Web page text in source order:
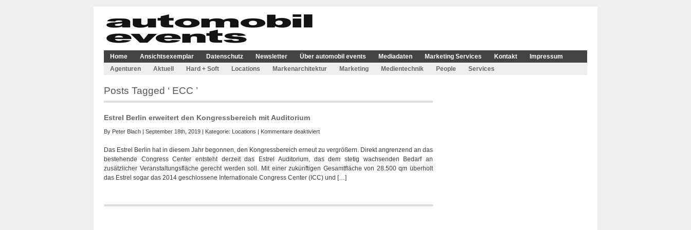
Home Ansichtsexemplar Datenschutz Newsletter Über automobil events Mediadaten Marketing Services Kontakt
Impressum
Agenturen
Aktuell Hard + Soft Locations Markenarchitektur Marketing Medientechnik People Services
Posts Tagged ‘ ECC ’
Estrel Berlin erweitert den Kongressbereich mit Auditorium
By Peter Blach | September 18th, 2019 | Kategorie: Locations | Kommentare deaktiviertfür
Berlin
erweitert
den
Kongressbereich
Das Estrel Berlin hat in diesem Jahr begonnen, den Kongressbereich erneut zu vergrößern. Direkt angrenzend an das
bestehende Congress Center entsteht derzeit das Estrel Auditorium, das dem stetig wachsenden Bedarf an
zusätzlicher Veranstaltungsfläche gerecht werden soll. Mit einer zukünftigen Gesamtfläche von 28.500 qm überholt
das Estrel sogar das 2014 geschlossene Internationale Congress Center (ICC) und […]